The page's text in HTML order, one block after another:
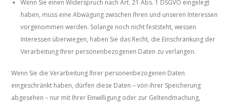
Wenn Sie einen Widerspruch nach Art. 21 Abs. 1 DSGVO eingelegt
haben, muss eine Abwägung zwischen Ihren und unseren Interessen
vorgenommen werden. Solange noch nicht feststeht, wessen
Interessen überwiegen, haben Sie das Recht, die Einschränkung der
Verarbeitung Ihrer personenbezogenen Daten zu verlangen.
Wenn Sie die Verarbeitung Ihrer personenbezogenen Daten
eingeschränkt haben, dürfen diese Daten – von ihrer Speicherung
abgesehen – nur mit Ihrer Einwilligung oder zur Geltendmachung,